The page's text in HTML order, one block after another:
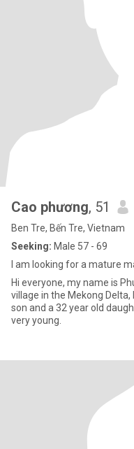
Cao phương, 51
Ben Tre, Bến Tre, Vietnam
Seeking: Male 57 - 69
I am looking for a mature
Hi everyone, my name is
village in the Mekong Delta,
son and a 32 year old
very young.